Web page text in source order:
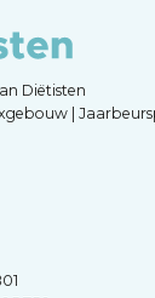
Diëtisten
|